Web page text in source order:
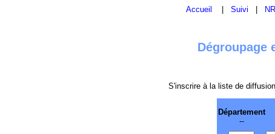
Accueil Suivi
Dégroupage
S'inscrire à la liste de
Département
--